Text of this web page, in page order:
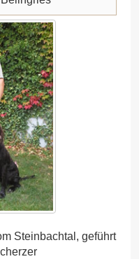
Steinbachtal, geführt